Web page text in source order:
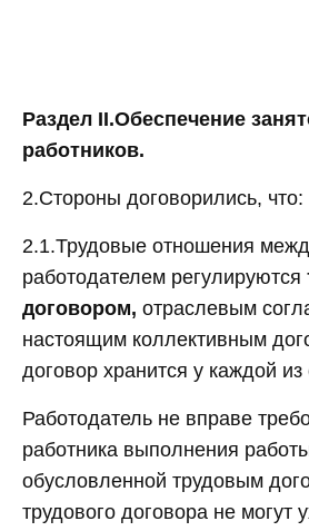
Раздел II.Обеспечение
работников.
2.Стороны договорились, что:
2.1.Трудовые отношения
работодателем регулируются
договором, отраслевым
настоящим коллективным
договор хранится у каждой из
Работодатель не вправе
работника выполнения
обусловленной трудовым
трудового договора не могут